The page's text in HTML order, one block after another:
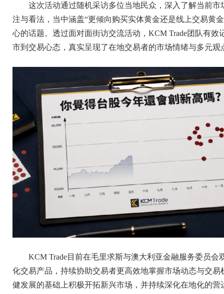
这次活动通过随机采访多位当地民众，深入了解当前
注与看法，当中涵盖“更倾向购买实体黄金还是线上交易黄
心的话题。透过面对面街访交流活动，KCM Trade团队有
市到交易心态，真实呈现了在地交易者的市场情绪与多元观
KCM Trade目前在毛里求斯与澳大利亚金融服务委员
化交易产品，持续协助交易者更高效地掌握市场动态与交
健发展的基础上积极开拓新兴市场，并持续深化在地化的